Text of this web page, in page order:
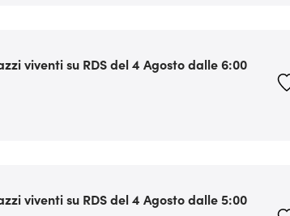
viventi su RDS del 4 Agosto dalle 6:00
viventi su RDS del 4 Agosto dalle 5:00